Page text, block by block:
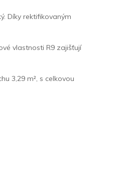
Díky rektifikovaným
vlastnosti R9 zajišťují
3,29 m², s celkovou